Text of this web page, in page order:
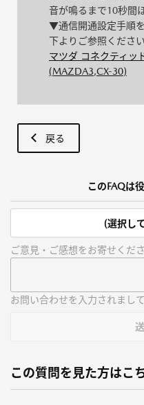
音が鳴るまで10秒間
▼通信開通設定手順
下よりご参照ください
マツダ コネクティッ
(MAZDA3,CX-30)
戻る
このFAQは
(選択し
ご意見・ご感想をお寄せくだ
お問い合わせを入力されまし
この質問を見た方はこ